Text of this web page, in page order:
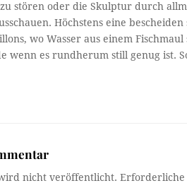
stören oder die Skulptur durch
Höchstens eine
wo Wasser aus einem
wenn es rundherum still genug ist.
nicht veröffentlicht.